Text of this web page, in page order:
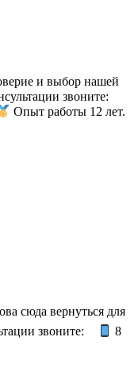
и выбор нашей
звоните:⠀
Опыт работы 12 лет.
сюда вернуться для
звоните:⠀
8